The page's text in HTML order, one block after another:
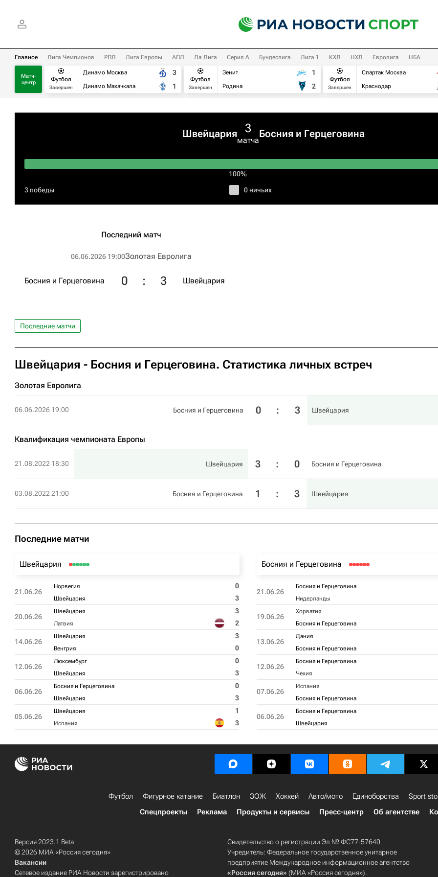
Главное Лига Чемпионов РПЛ Лига Европы АПЛ Ла Лига Серия А Бундеслига Лига 1 КХЛ НХЛ Евролига НБА
Матч-
центр
Футбол
Завершен
Динамо Москва
Динамо Махачкала
3
1
Футбол
Завершен
Зенит
Родина
1
2
Футбол
Завершен
Спартак Москва
Краснодар
Швейцария 3
матча
Босния и Герцеговина
100%
3 победы 0 ничьих
Последний матч
06.06.2026 19:00Золотая Евролига
Босния и Герцеговина 0 : 3 Швейцария
Последние матчи
Швейцария - Босния и Герцеговина. Статистика личных встреч
Золотая Евролига
06.06.2026 19:00 Босния и Герцеговина 0 : 3 Швейцария
Квалификация чемпионата Европы
21.08.2022 18:30 Швейцария 3 : 0 Босния и Герцеговина
03.08.2022 21:00 Босния и Герцеговина 1 : 3 Швейцария
Последние матчи
Швейцария
21.06.26
Норвегия 0
Швейцария 3
20.06.26
Швейцария 3
Латвия 2
14.06.26
Швейцария 3
Венгрия 0
12.06.26
Люксембург 0
Швейцария 3
06.06.26
Босния и Герцеговина 0
Швейцария 3
05.06.26
Швейцария 1
Испания 3
Босния и Герцеговина
21.06.26
Босния и Герцеговина
Нидерланды
19.06.26
Хорватия
Босния и Герцеговина
13.06.26
Дания
Босния и Герцеговина
12.06.26
Босния и Герцеговина
Чехия
07.06.26
Испания
Босния и Герцеговина
06.06.26
Босния и Герцеговина
Швейцария
Футбол Фигурное катание Биатлон ЗОЖ Хоккей Авто/мото Единоборства Sport
Спецпроекты
Реклама Продукты и сервисы Пресс-центр Об агентстве
Версия 2023.1 Beta
© 2026 МИА «Россия сегодня»
Вакансии
Сетевое издание РИА Новости зарегистрировано
Свидетельство о регистрации Эл № ФС77-57640
Учредитель: Федеральное государственное унитарное
предприятие Международное информационное агентство
«Россия сегодня» (МИА «Россия сегодня»).